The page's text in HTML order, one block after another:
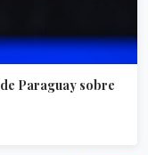
Paraguay sobre